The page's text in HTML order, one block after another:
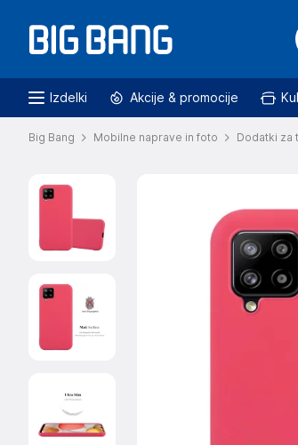
Izdelki Akcije & promocije
Big Bang Mobilne naprave in foto Dodatki za